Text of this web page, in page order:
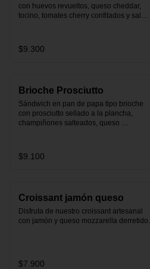
con huevos revueltos, queso cheddar,
tocino, tomates cherry confitados y salsa
$9.300
Brioche Prosciutto
Sándwich en pan de papa tipo brioche
con prosciutto sellado a la plancha,
champiñones salteados, queso
$9.100
Croissant jamón queso
Disfruta de nuestro croissant artesanal
con jamón y queso mozzarella derretido.
$7.900